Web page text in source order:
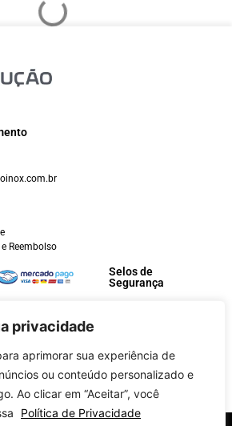
privacidade
aprimorar sua experiência de
ou conteúdo personalizado e
Ao clicar em “Aceitar”, você
Política de Privacidade
Reembolso
Selos de
Segurança